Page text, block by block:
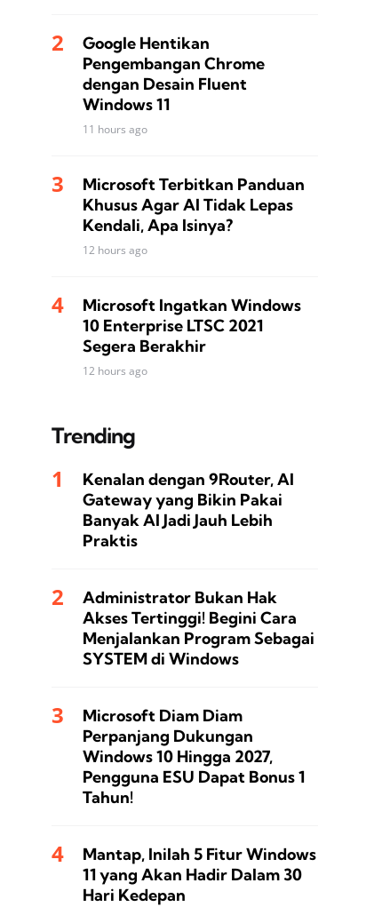
Google Hentikan
Pengembangan Chrome
dengan Desain Fluent
Windows 11
11 hours ago
Microsoft Terbitkan Panduan
Khusus Agar AI Tidak Lepas
Kendali, Apa Isinya?
12 hours ago
Microsoft Ingatkan Windows
10 Enterprise LTSC 2021
Segera Berakhir
12 hours ago
Trending
Kenalan dengan 9Router, AI
Gateway yang Bikin Pakai
Banyak AI Jadi Jauh Lebih
Praktis
Administrator Bukan Hak
Akses Tertinggi! Begini Cara
Menjalankan Program Sebagai
SYSTEM di Windows
Microsoft Diam Diam
Perpanjang Dukungan
Windows 10 Hingga 2027,
Pengguna ESU Dapat Bonus 1
Tahun!
Mantap, Inilah 5 Fitur Windows
11 yang Akan Hadir Dalam 30
Hari Kedepan